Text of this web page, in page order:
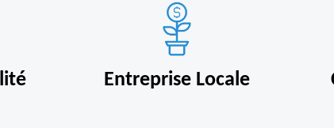
Entreprise Locale